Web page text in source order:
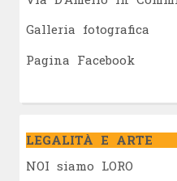
Galleria fotografica
Pagina Facebook
LEGALITÀ E ARTE
NOI siamo LORO